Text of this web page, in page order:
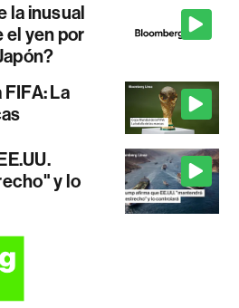
la inusual
yen por
La
y lo